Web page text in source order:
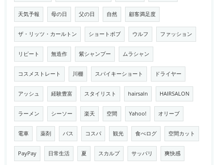
天気予報 母の日 父の日 自然 顧客満足度
ザ・リッツ・カールトン ショートボブ ウルフ ファッション
リピート 無造作 紫シャンプー ムラシャン
コスメストレート 川棚 スパイキーショート ドライヤー
アッシュ 経験豊富 スタイリスト hairsaln HAIRSALON
ラーメン シーソー 楽天 空間 Yahoo! オリーブ
電車 薬剤 バス コスパ 観光 食べログ 空間カット
PayPay 日常生活 夏 スカルプ サッパリ 爽快感